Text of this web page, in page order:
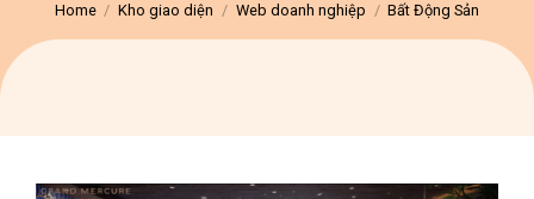
Home / Kho giao diện / Web doanh nghiệp / Bất Động Sản